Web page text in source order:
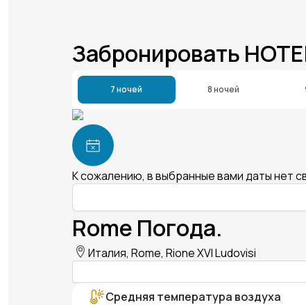
Забронировать
7 ночей 8 ночей
К сожалению, в выбранные вами даты нет
Rome Погода.
Италия, Rome, Rione XVI Ludovisi
Средняя температура воздуха